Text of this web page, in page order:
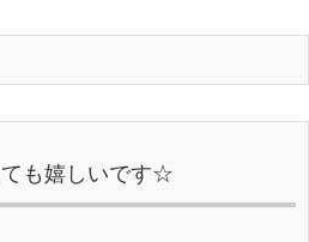
も嬉しいです☆